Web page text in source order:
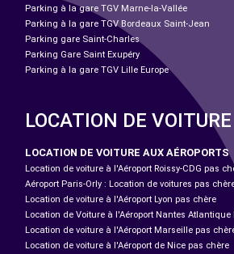
Parking à la gare TGV Marne-la-Vallée
Parking à la gare TGV Bordeaux Saint-Jean
Parking gare Saint-Charles
Parking Gare Saint Exupéry
Parking à la gare TGV Lille Europe
LOCATION DE VOITURE
LOCATION DE VOITURE AUX AÉROPORTS
Location de voiture à l'Aéroport Roissy-CDG pas
Aéroport Paris-Orly : Location de voitures pas
Location de voiture à l'Aéroport Lyon pas chère
Location de Voiture à l'Aéroport Nantes Atlantique
Location de voiture à l'Aéroport Marseille pas
Location de voiture à l'Aéroport de Nice pas chère